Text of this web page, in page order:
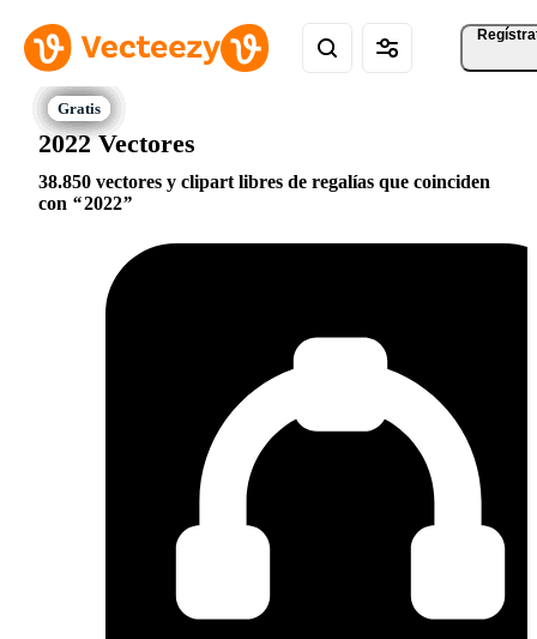
2022 Vectores
38.850 vectores y clipart libres de regalías que coinciden
con
2022